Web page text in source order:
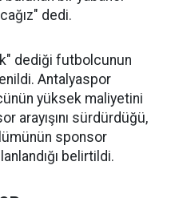
dedi.
dediği futbolcunun
Antalyaspor
yüksek maliyetini
arayışını sürdürdüğü,
sponsor
belirtildi.